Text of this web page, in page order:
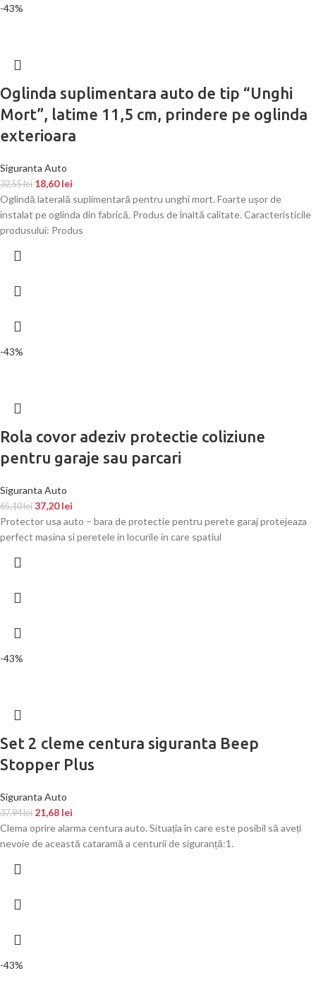
-43%
Oglinda suplimentara auto de tip “Unghi
Mort”, latime 11,5 cm, prindere pe oglinda
exterioara
Siguranta Auto
32,55lei 18,60lei
Oglindă laterală suplimentară pentru unghi mort. Foarte ușor de
instalat pe oglinda din fabrică. Produs de înaltă calitate. Caracteristicile
produsului: Produs
-43%
Rola covor adeziv protectie coliziune
pentru garaje sau parcari
Siguranta Auto
65,10lei 37,20lei
Protector usa auto – bara de protectie pentru perete garaj protejeaza
perfect masina si peretele in locurile in care spatiul
-43%
Set 2 cleme centura siguranta Beep
Stopper Plus
Siguranta Auto
37,94lei 21,68 lei
Clema oprire alarma centura auto. Situația în care este posibil să aveți
nevoie de această cataramă a centurii de siguranță:1.
-43%